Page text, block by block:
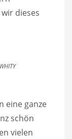
dieses
WHITY
eine ganze
schön
vielen